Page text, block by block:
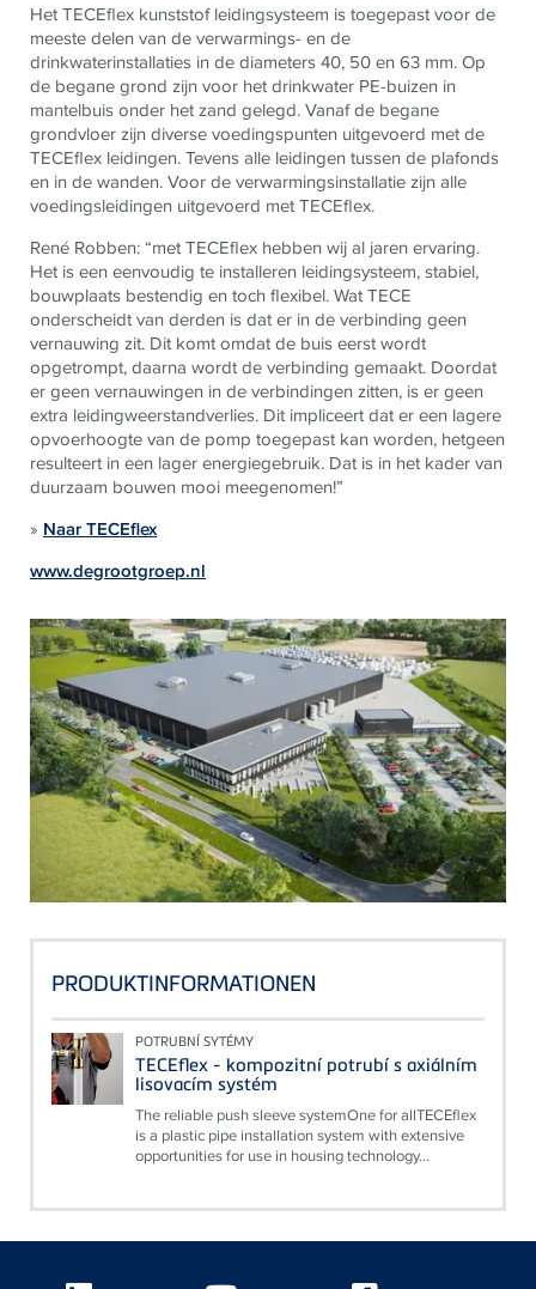
HetTECEflex kunststof leidingsysteem is toegepast voor de
meeste delen van de verwarmings- en de
drinkwaterinstallaties in de diameters 40, 50 en 63 mm. Op
de begane grond zijn voor het drinkwater PE-buizen in
mantelbuis onder het zand gelegd. Vanaf de begane
grondvloer zijn diverse voedingspunten uitgevoerd met de
TECEflex leidingen. Tevens alle leidingen tussen de plafonds
en in de wanden. Voor de verwarmingsinstallatie zijn alle
voedingsleidingen uitgevoerd metTECEflex.
René Robben: “metTECEflex hebben wij al jaren ervaring.
Het is een eenvoudig te installeren leidingsysteem, stabiel,
bouwplaats bestendig en toch flexibel. WatTECE
onderscheidt van derden is dat er in de verbinding geen
vernauwing zit. Dit komt omdat de buis eerst wordt
opgetrompt, daarna wordt de verbinding gemaakt. Doordat
er geen vernauwingen in de verbindingen zitten, is er geen
extra leidingweerstandverlies. Dit impliceert dat er een lagere
opvoerhoogte van de pomp toegepast kan worden, hetgeen
resulteert in een lager energiegebruik. Dat is in het kader van
duurzaam bouwen mooi meegenomen!”
» Naar TECEflex
www.degrootgroep.nl
PRODUKTINFORMATIONEN
POTRUBNÍ SYTÉMY
TECEflex - kompozitní potrubí s axiálním
lisovacím systém
The reliable push sleeve systemOne for allTECEflex
is a plastic pipe installation system with extensive
opportunities for use in housing technology...
Floating